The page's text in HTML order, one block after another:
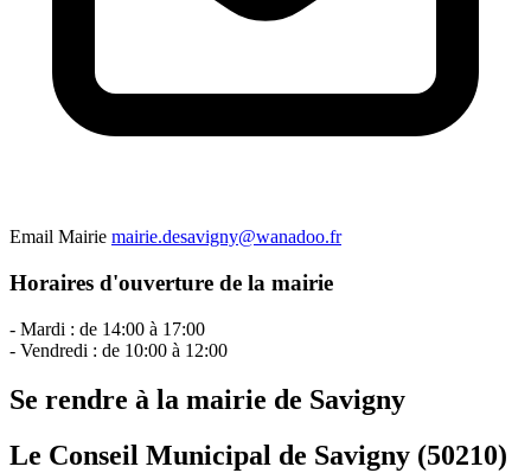
Email Mairie mairie.desavigny@wanadoo.fr
Horaires d'ouverture de la mairie
- Mardi : de 14:00 à 17:00
- Vendredi : de 10:00 à 12:00
Se rendre à la mairie de Savigny
Le Conseil Municipal de Savigny (50210)